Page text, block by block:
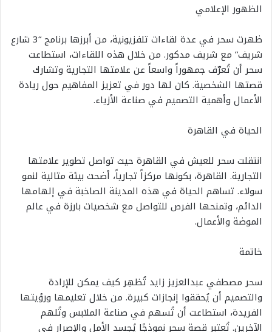
الظهور الإعلامي
ظهرت سحر في عدة لقاءات تلفزيونية، من أبرزها برنامج “3 شارع
شريف” مع شريف مدكور. من خلال هذه اللقاءات، استطاعت
سحر أن تُعرّف جمهوراً واسعاً عن علامتها التجارية وتشارك
قصتها الشخصية. كان لها دور في تعزيز المفاهيم حول ريادة
الأعمال وأهمية التصميم في صناعة الأزياء.
الحياة في القاهرة
انتقلت سحر للعيش في القاهرة حيث تواصل تطوير علامتها
التجارية. القاهرة، بكونها مركزاً تجارياً، أضحت بيئة مثالية لنمو
سولاء. تساهم الحياة في هذه المدينة الصاخبة في إلهامها
الدائم، وتمنحها الفرص للتواصل مع شخصيات بارزة في عالم
الموضة والأعمال.
خاتمة
سحر مصطفي عبدالعزيز زايد تُظهِر كيف يمكن للإرادة
والتصميم أن يُحققوا إنجازات كبيرة. من خلال تعليمها ورؤيتها
الفريدة، استطاعت أن تُسهم في صناعة الملابس وتُلهم
الآخرين. تُعتبر قصة سحر نموذجًا يُجسد الأمل والإصرار في